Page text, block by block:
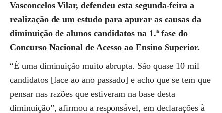
Vasconcelos Vilar, defendeu esta segunda-feira a
realização de um estudo para apurar as causas da
diminuição de alunos candidatos na 1.ª fase do
Concurso Nacional de Acesso ao Ensino Superior.
“É uma diminuição muito abrupta. São quase 10 mil
candidatos [face ao ano passado] e acho que se tem que
pensar nas razões que estiveram na base desta
diminuição”, afirmou a responsável, em declarações à